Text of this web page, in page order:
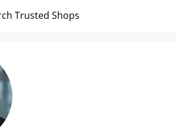
Trusted Shops